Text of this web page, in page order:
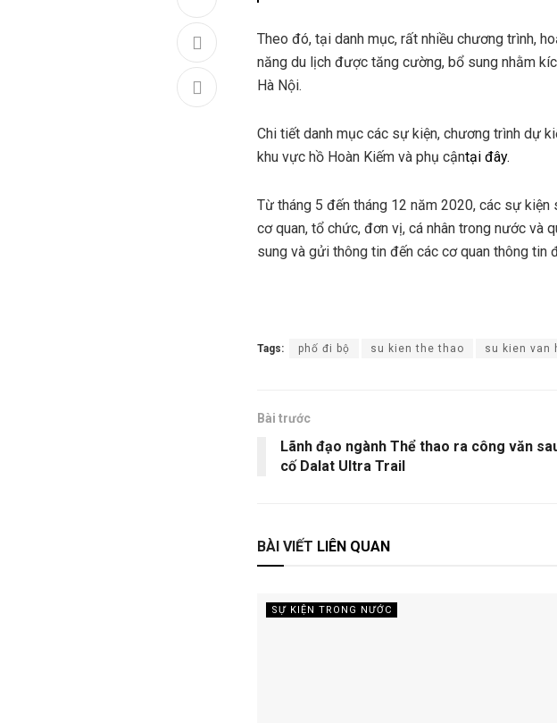
Theo đó, tại danh mục, rất nhiều chương trình,
năng du lịch được tăng cường, bổ sung nhằm
Hà Nội.
Chi tiết danh mục các sự kiện, chương trình dự
khu vực hồ Hoàn Kiếm và phụ cậntại đây.
Từ tháng 5 đến tháng 12 năm 2020, các sự
cơ quan, tổ chức, đơn vị, cá nhân trong nước và
sung và gửi thông tin đến các cơ quan thông tin
Tags: phố đi bộ su kien the thao su kien van
Bài trước
Lãnh đạo ngành Thể thao ra công văn
cố Dalat Ultra Trail
BÀI VIẾT LIÊN QUAN
SỰ KIỆN TRONG NƯỚC